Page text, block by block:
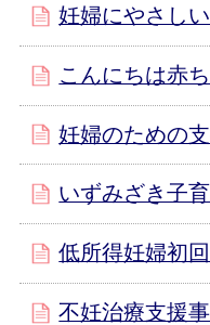
妊婦にやさし
こんにちは赤
妊婦のための
いずみざき子
低所得妊婦初
不妊治療支援